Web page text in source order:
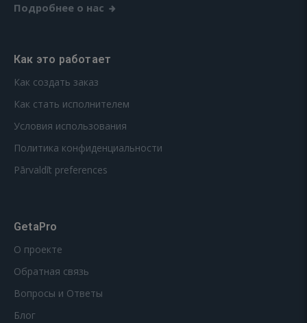
Подробнее о нас
Как это работает
Как создать заказ
Как стать исполнителем
Условия использования
Политика конфиденциальности
Pārvaldīt preferences
GetaPro
О проекте
Обратная связь
Вопросы и Ответы
Блог